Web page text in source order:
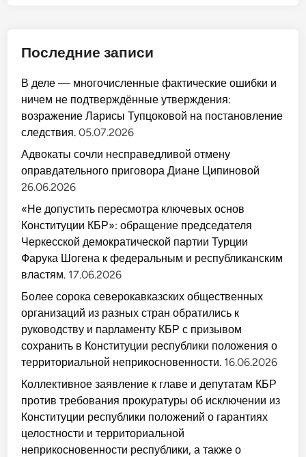
Последние записи
В деле — многочисленные фактические ошибки и
ничем не подтверждённые утверждения:
возражение Ларисы Тупцоковой на постановление
следствия. 05.07.2026
Адвокаты сочли несправедливой отмену
оправдательного приговора Диане Ципиновой
26.06.2026
«Не допустить пересмотра ключевых основ
Конституции КБР»: обращение председателя
Черкесской демократической партии Турции
Фарука Шогена к федеральным и республиканским
властям. 17.06.2026
Более сорока северокавказских общественных
организаций из разных стран обратились к
руководству и парламенту КБР с призывом
сохранить в Конституции республики положения о
территориальной неприкосновенности. 16.06.2026
Коллективное заявление к главе и депутатам КБР
против требования прокуратуры об исключении из
Конституции республики положений о гарантиях
целостности и территориальной
неприкосновенности республики, а также о